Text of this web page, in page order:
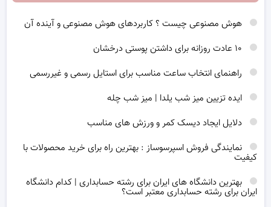
هوش مصنوعی چیست ؟ کاربردهای هوش مصنوعی و آینده آن
راهنمای انتخاب ساعت مناسب برای استایل رسمی و غیررسمی
ایده تزیین میز شب یلدا | میز شب چله
دلایل ایجاد دیسک کمر و ورزش های مناسب
نمایندگی فروش اسپرسوساز : بهترین راه برای خرید محصولات با
کیفیت
بهترین دانشگاه های ایران برای رشته حسابداری | کدام دانشگاه
ایران برای رشته حسابداری معتبر است؟